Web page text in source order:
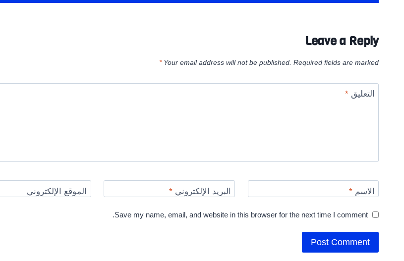
Leave a Reply
Your email address will not be published. Required fields are marked
*
التعليق*
الاسم* البريد الإلكتروني* الموقع الإلكتروني
Save my name, email, and website in this browser for the next time I comment.